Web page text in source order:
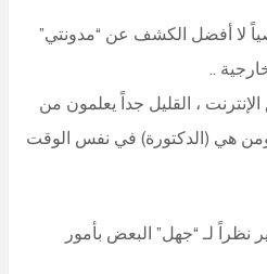
لا أفضل الكشف عن “مدونتي”
..
، القليل جداً يعلمون من
هي (الدكتورة) في نفس الوقت
نظراً لـ “جهل” البعض بأمور